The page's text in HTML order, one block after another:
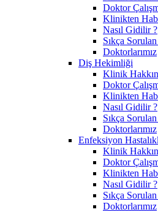
Doktor
Klinikten
Nasıl Gidilir ?
Sıkça
Doktorlarımız
Diş Hekimliği
Klinik
Doktor
Klinikten
Nasıl Gidilir ?
Sıkça
Doktorlarımız
Enfeksiyon
Klinik
Doktor
Klinikten
Nasıl Gidilir ?
Sıkça
Doktorlarımız